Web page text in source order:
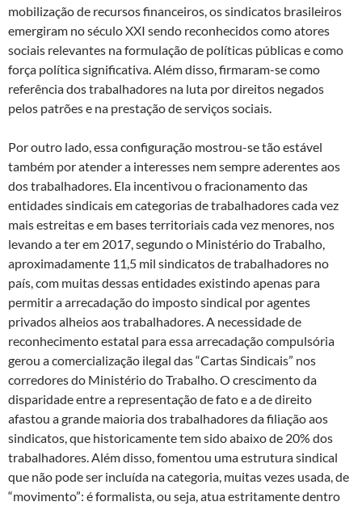
mobilização de recursos financeiros, os sindicatos brasileiros
emergiram no século XXI sendo reconhecidos como atores
sociais relevantes na formulação de políticas públicas e como
força política significativa. Além disso, firmaram-se como
referência dos trabalhadores na luta por direitos negados
pelos patrões e na prestação de serviços sociais.
Por outro lado, essa configuração mostrou-se tão estável
também por atender a interesses nem sempre aderentes aos
dos trabalhadores. Ela incentivou o fracionamento das
entidades sindicais em categorias de trabalhadores cada vez
mais estreitas e em bases territoriais cada vez menores, nos
levando a ter em 2017, segundo o Ministério do Trabalho,
aproximadamente 11,5 mil sindicatos de trabalhadores no
país, com muitas dessas entidades existindo apenas para
permitir a arrecadação do imposto sindical por agentes
privados alheios aos trabalhadores. A necessidade de
reconhecimento estatal para essa arrecadação compulsória
gerou a comercialização ilegal das “Cartas Sindicais” nos
corredores do Ministério do Trabalho. O crescimento da
disparidade entre a representação de fato e a de direito
afastou a grande maioria dos trabalhadores da filiação aos
sindicatos, que historicamente tem sido abaixo de 20% dos
trabalhadores. Além disso, fomentou uma estrutura sindical
que não pode ser incluída na categoria, muitas vezes usada, de
“movimento”: é formalista, ou seja, atua estritamente dentro